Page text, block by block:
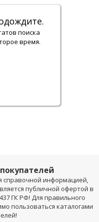
поиска
время.
справочной информацией,
публичной офертой в
ГК РФ! Для правильного
пользоваться каталогами